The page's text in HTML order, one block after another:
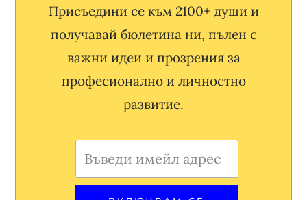
Присъедини се към 2100+ души и
получавай бюлетина ни, пълен с
важни идеи и прозрения за
професионално и личностно
развитие.